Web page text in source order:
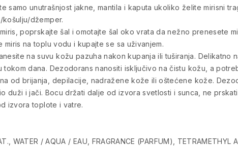
samo unutrašnjost jakne, mantila i kaputa ukoliko želite mirisni
košulju/džemper.
poprskajte šal i omotajte šal oko vrata da nežno prenesete
miris na toplu vodu i kupajte se sa uživanjem.
na suvu kožu pazuha nakon kupanja ili tuširanja. Delikatno
tokom dana. Dezodorans nanositi isključivo na čistu kožu, a
od brijanja, depilacije, nadražene kože ili oštećene kože.
duži i jači. Bocu držati dalje od izvora svetlosti i sunca, ne
izvora toplote i vatre.
WATER / AQUA / EAU, FRAGRANCE (PARFUM), TETRAMETHYL